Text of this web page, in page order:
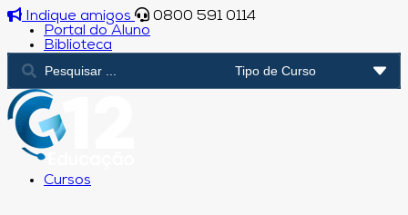
Indique amigos
0800 591 0114
Portal do Aluno
Biblioteca
Cursos